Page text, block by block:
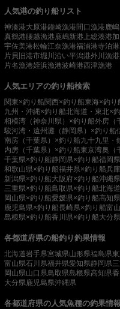
人気港の釣り船リスト
神湊港大原港鐘崎漁港 間口漁港鹿
真鶴港 腰越漁港鹿嶋新港 上総湊港
宇佐美港松輪江奈漁港福浦港寺泊港
片貝旧港市堀川沿い平潟港外川漁港
片名漁港姪浜漁港波崎港西津漁港
人気エリアの釣り船検索
関東×釣り船関西×釣り船東海×釣り
九州・沖縄×釣り船北海道・東北×
相模湾（神奈川県）×釣り船外房（
駿河湾・遠州灘（静岡県）×釣り船
南房（千葉県）×釣り船九十九里・
内房（千葉県）×釣り船東京湾奥（
千葉県×釣り船静岡県×釣り船福岡
和歌山県×釣り船福井県×釣り船兵
新潟県×釣り船大阪府×釣り船沖縄
三重県×釣り船鳥取県×釣り船北海
岡山県×釣り船愛媛県×釣り船高知
鹿児島県×釣り船長崎県×釣り船富
島根県×釣り船香川県×釣り船大分
各都道府県の船釣り釣果情報
北海道岩手県宮城県山形県福島県
富山県石川県福井県愛知県静岡県
岡山県山口県鳥取県島根県高知県
大分県鹿児島県沖縄県
各都道府県の人気魚種の釣果情報